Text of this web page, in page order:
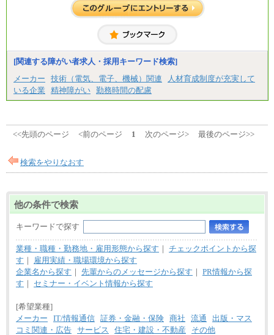
※試用期間中も給与に変更はございません。
＜募集各社・全職種共通＞
月給21万円以上～
※試用期間中の給与に変更はありません。
ます。
[関連する障がい者求人・採用キーワード検索]
メーカー
技術（電気、電子、機械）関連
人材育成制度が充実して
いる企業
精神障がい 勤務時間の配慮
<<先頭のページ <前のページ 1 次のページ> 最後のページ>>
検索をやりなおす
他の条件で検索
キーワードで探す
業種・職種・勤務地・雇用形態から探す ｜ チェックポイントから探
す ｜
雇用実績・職場環境から探す
企業名から探す ｜ 先輩からのメッセージから探す ｜ PR情報から探
す ｜ セミナー・イベント情報から探す
[希望業種]
メーカー
IT/情報通信 証券・金融・保険 商社 流通
出版・マス
コミ関連・広告 サービス 住宅・建設・不動産 その他